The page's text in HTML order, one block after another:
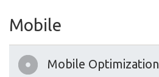
Mobile
Mobile Optimization